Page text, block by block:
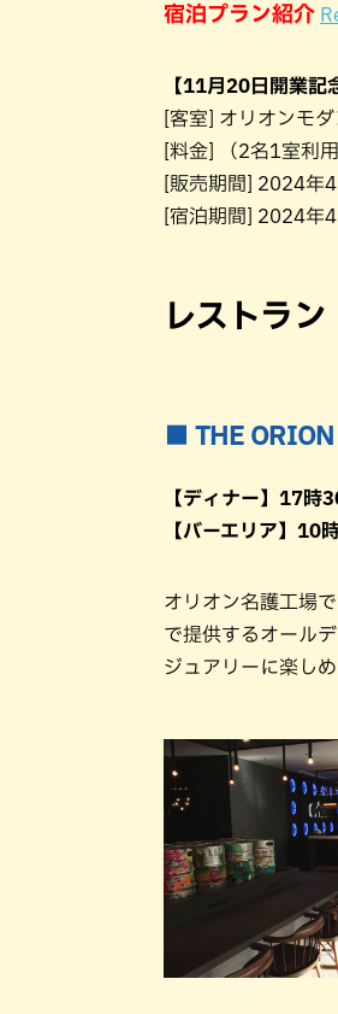
宿泊プラン紹介
【11月20日開業記
[客室] オリオンモ
[料金] （2名1室利
[販売期間] 2024年
[宿泊期間] 2024年
レストラン
■ THE
【ディナー】17時
【バーエリア】10
オリオン名護工場
で提供するオール
ジュアリーに楽しめ